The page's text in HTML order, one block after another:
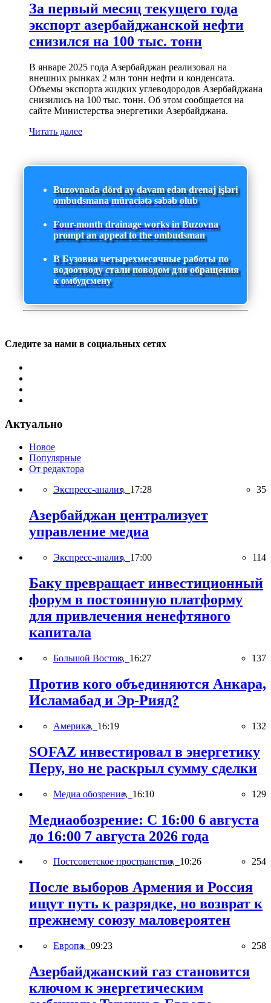
За первый месяц текущего года
экспорт азербайджанской нефти
снизился на 100 тыс. тонн
В январе 2025 года Азербайджан реализовал на
внешних рынках 2 млн тонн нефти и конденсата.
Объемы экспорта жидких углеводородов Азербайджана
снизились на 100 тыс. тонн. Об этом сообщается на
сайте Министерства энергетики Азербайджана.
Читать далее
Buzovnada dörd ay davam edən drenaj işləri
ombudsmana müraciətə səbəb olub
Four-month drainage works in Buzovna
prompt an appeal to the ombudsman
В Бузовна четырехмесячные работы по
водоотводу стали поводом для обращения
к омбудсмену
Следите за нами в социальных сетях
Актуально
Новое
Популярные
От редактора
Экспресс-анализ, 17:28 35
Азербайджан централизует
управление медиа
Экспресс-анализ, 17:00 114
Баку превращает инвестиционный
форум в постоянную платформу
для привлечения ненефтяного
капитала
Большой Восток, 16:27 137
Против кого объединяются Анкара,
Исламабад и Эр-Рияд?
Америка, 16:19 132
SOFAZ инвестировал в энергетику
Перу, но не раскрыл сумму сделки
Медиа обозрение, 16:10 129
Медиаобозрение: С 16:00 6 августа
до 16:00 7 августа 2026 года
Постсоветское пространство, 10:26 254
После выборов Армения и Россия
ищут путь к разрядке, но возврат к
прежнему союзу маловероятен
Европа, 09:23 258
Азербайджанский газ становится
ключом к энергетическим